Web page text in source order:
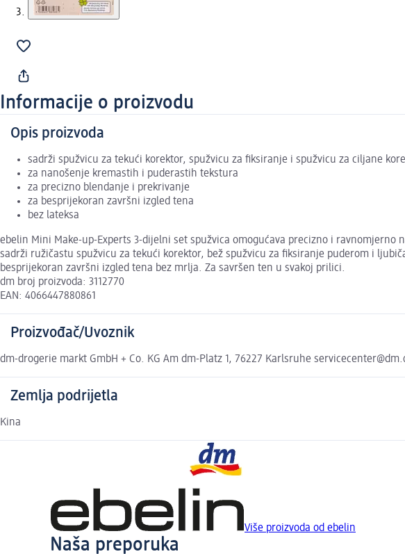
Informacije o proizvodu
Opis proizvoda
sadrži spužvicu za tekući korektor, spužvicu za fiksiranje i spužvicu za ciljane
za nanošenje kremastih i puderastih tekstura
za precizno blendanje i prekrivanje
za besprijekoran završni izgled tena
bez lateksa
ebelin Mini Make-up-Experts 3-dijelni set spužvica omogućava precizno i
sadrži ružičastu spužvicu za tekući korektor, bež spužvicu za fiksiranje puderom i
besprijekoran završni izgled tena bez mrlja. Za savršen ten u svakoj prilici.
dm broj proizvoda: 3112770
EAN: 4066447880861
Proizvođač/Uvoznik
dm-drogerie markt GmbH + Co. KG Am dm-Platz 1, 76227 Karlsruhe
Zemlja podrijetla
Kina
Više proizvoda od ebelin
Naša preporuka